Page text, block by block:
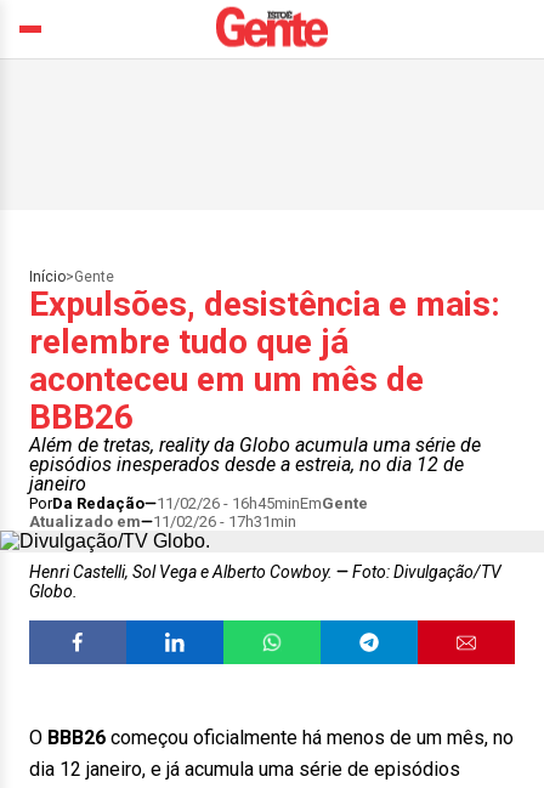
Início>Gente
Expulsões, desistência e mais:
relembre tudo que já
aconteceu em um mês de
BBB26
Além de tretas, reality da Globo acumula uma série de
episódios inesperados desde a estreia, no dia 12 de
janeiro
PorDa Redação 11/02/26 - 16h45minEmGente
Atualizado em
11/02/26 - 17h31min
Henri Castelli, Sol Vega e Alberto Cowboy.
Foto: Divulgação/TV
Globo.
O BBB26 começou oficialmente há menos de um mês, no
dia 12 janeiro, e já acumula uma série de episódios